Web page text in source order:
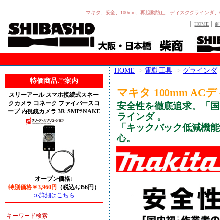
マキタ、安全、100mm、再起動防止、ディスクグラインダ
｜HOME ｜
特価商品ご案内
スリーアール スマホ接続式スネー
クカメラ コネーク ファイバースコ
ープ 内視鏡カメラ 3R-SMPSNAKE
オープン価格↓
特別価格￥3,960円
（税込4,356円）
≫詳細はこちら
キーワード検索
HOME -> 電動工具 -> グラインダ
マキタ 100mm AC
安全性を徹底追求。「
ラインダ 。
「キックバック低減機
心。